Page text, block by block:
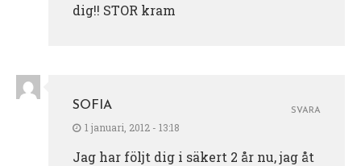
dig!! STOR kram
SOFIA
1 januari, 2012 - 13:18
Jag har följt dig i säkert 2 år nu, jag åt
SVARA